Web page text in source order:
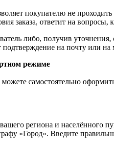
покупателю не
заказа, ответит на
либо, получив
подтверждение на почту или
режиме
самостоятельно
региона и населённого
«Город». Введите